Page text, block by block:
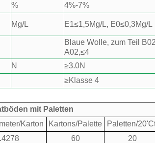
% 4%-7%
Mg/L E1≤1,5Mg/L, E0≤0,3Mg/L
Blaue Wolle, zum Teil
A02,≤4
N
≥3.0N
≥Klasse 4
mit Paletten
Karton Kartons/Palette Paletten/
60 20